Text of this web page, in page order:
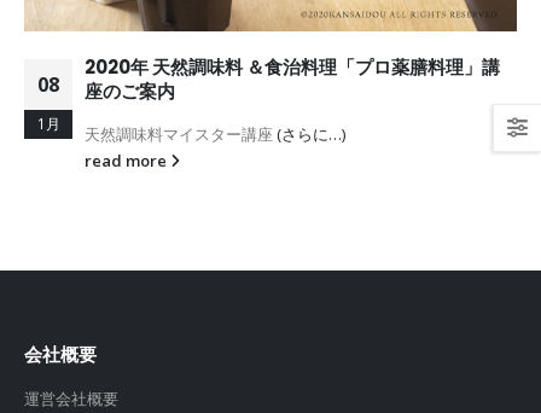
08
1月
2020年 天然調味料 ＆食治料理「プロ薬膳料理」講
座のご案内
天然調味料マイスター講座 (さらに…)
read more
会社概要
運営会社概要